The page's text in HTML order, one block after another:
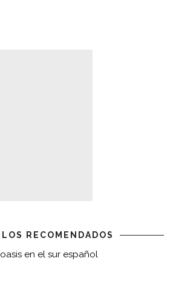
RECOMENDADOS
en el sur español